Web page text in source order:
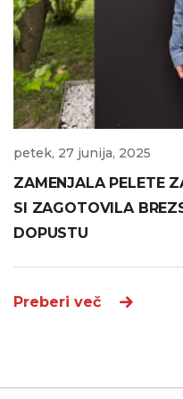
petek, 27 junija, 2025
ZAMENJALA PELETE
SI ZAGOTOVILA
DOPUSTU
Preberi več